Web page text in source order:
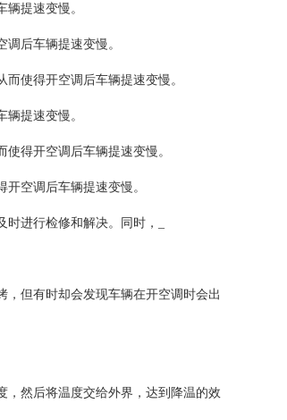
提速变慢。
后车辆提速变慢。
使得开空调后车辆提速变慢。
提速变慢。
得开空调后车辆提速变慢。
空调后车辆提速变慢。
进行检修和解决。同时，_
但有时却会发现车辆在开空调时会出
，然后将温度交给外界，达到降温的效